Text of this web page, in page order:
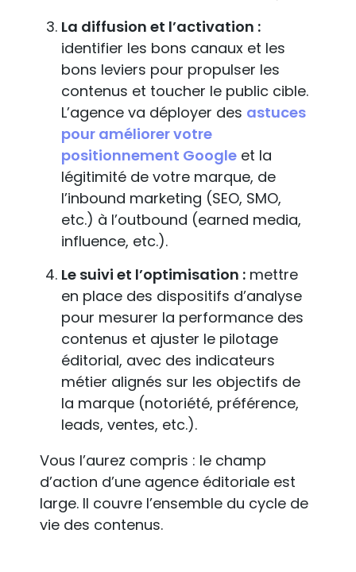
La diffusion et l’activation :
identifier les bons canaux et les
bons leviers pour propulser les
contenus et toucher le public cible.
L’agence va déployer des astuces
pour améliorer votre
positionnement Google et la
légitimité de votre marque, de
l’inbound marketing (SEO, SMO,
etc.) à l’outbound (earned media,
influence, etc.).
Le suivi et l’optimisation : mettre
en place des dispositifs d’analyse
pour mesurer la performance des
contenus et ajuster le pilotage
éditorial, avec des indicateurs
métier alignés sur les objectifs de
la marque (notoriété, préférence,
leads, ventes, etc.).
Vous l’aurez compris : le champ
d’action d’une agence éditoriale est
large. Il couvre l’ensemble du cycle de
vie des contenus.